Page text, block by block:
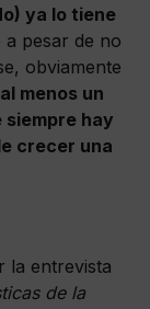
ya lo tiene
pesar de no
obviamente
menos un
siempre hay
crecer una
la entrevista
de la